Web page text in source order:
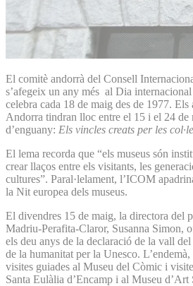
El comitè andorrà del Consell
s’afegeix un any més al Dia internacional
celebra cada 18 de maig des de 1977. Els
Andorra tindran lloc entre el 15 i el 24 de
d’enguany: Els vincles creats per les
El lema recorda que “els museus són
crear llaços entre els visitants, les
cultures”. Paral·lelament, l’ICOM
la Nit europea dels museus.
El divendres 15 de maig, la directora del
Madriu-Perafita-Claror, Susanna Simon,
els deu anys de la declaració de la vall
de la humanitat per la Unesco.
visites guiades al Museu del Còmic i
Santa Eulàlia d’Encamp i al Museu d’Art